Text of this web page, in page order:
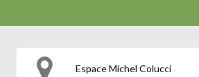
Espace Michel Colucci